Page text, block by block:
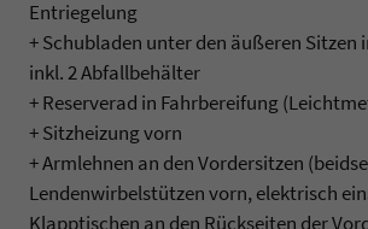
Entriegelung
+ Schubladen unter den äußeren Sitzen
inkl. 2 Abfallbehälter
+ Reserverad in Fahrbereifung
+ Sitzheizung vorn
+ Armlehnen an den Vordersitzen
Lendenwirbelstützen vorn, elektrisch
Klapptischen an den Rückseiten der